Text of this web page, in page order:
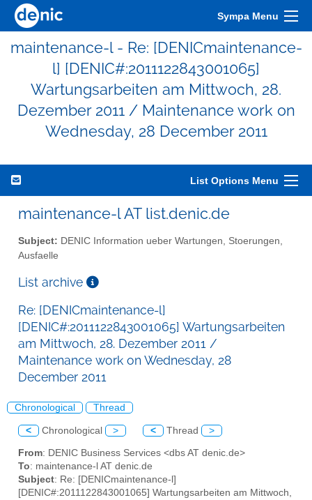
Sympa Menu
maintenance-l - Re: [DENICmaintenance-
l] [DENIC#:2011122843001065]
Wartungsarbeiten am Mittwoch, 28.
Dezember 2011 / Maintenance work on
Wednesday, 28 December 2011
List Options Menu
maintenance-l AT list.denic.de
Subject: DENIC Information ueber Wartungen, Stoerungen,
Ausfaelle
List archive
Re: [DENICmaintenance-l]
[DENIC#:2011122843001065] Wartungsarbeiten
am Mittwoch, 28. Dezember 2011 /
Maintenance work on Wednesday, 28
December 2011
Chronological Thread
< Chronological > < Thread >
From: DENIC Business Services <dbs AT denic.de>
To: maintenance-l AT denic.de
Subject: Re: [DENICmaintenance-l]
[DENIC#:2011122843001065] Wartungsarbeiten am Mittwoch,